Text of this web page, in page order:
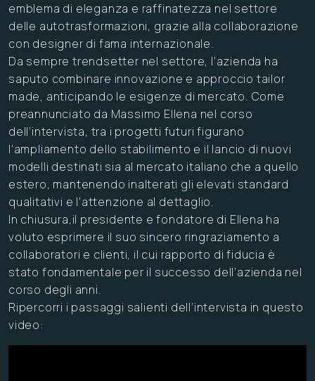
emblema di eleganza e raffinatezza nel settore
delle autotrasformazioni, grazie alla collaborazione
con designer di fama internazionale.
Da sempre trendsetter nel settore, l’azienda ha
saputo combinare innovazione e approccio tailor
made, anticipando le esigenze di mercato. Come
preannunciato da Massimo Ellena nel corso
dell’intervista, tra i progetti futuri figurano
l’ampliamento dello stabilimento e il lancio di nuovi
modelli destinati sia al mercato italiano che a quello
estero, mantenendo inalterati gli elevati standard
qualitativi e l’attenzione al dettaglio.
In chiusura,il presidente e fondatore di Ellena ha
voluto esprimere il suo sincero ringraziamento a
collaboratori e clienti, il cui rapporto di fiducia è
stato fondamentale per il successo dell’azienda nel
corso degli anni.
Ripercorri i passaggi salienti dell’intervista in questo
video: